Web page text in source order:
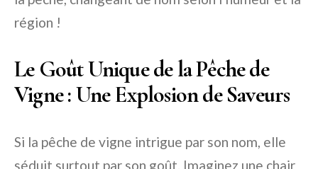
région !
Le Goût Unique de la Pêche de
Vigne : Une Explosion de Saveurs
Si la pêche de vigne intrigue par son nom, elle
séduit surtout par son goût. Imaginez une chair